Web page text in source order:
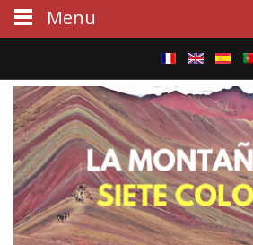
S
e
a
r
c
Menu